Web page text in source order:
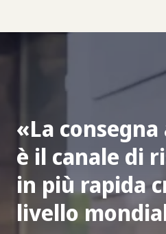
La
è il canale di
in più rapida
livello